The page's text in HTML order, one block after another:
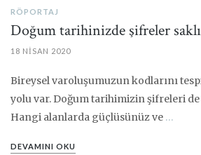
RÖPORTAJ
Doğum tarihinizde şifreler saklı
18 NISAN 2020
Bireysel varoluşumuzun kodlarını
yolu var. Doğum tarihimizin şifreleri
Hangi alanlarda güçlüsünüz ve …
DEVAMINI OKU